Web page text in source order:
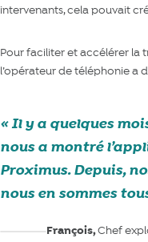
intervenants, cela pouvait
Pour faciliter et accélérer la
l’opérateur de téléphonie a
Il y a quelques
nous a montré
Proximus. Depuis,
nous en sommes
François,Chef